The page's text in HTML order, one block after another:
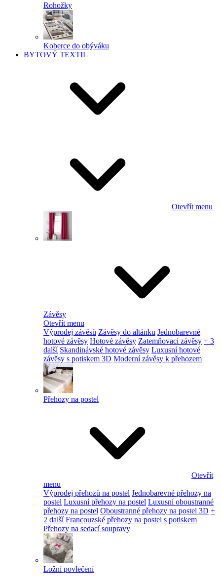
Rohožky
Koberce do obýváku
BYTOVÝ TEXTIL
Otevřít menu
Závěsy
Otevřít menu
Výprodej závěsů Závěsy do altánku Jednobarevné
hotové závěsy Hotové závěsy Zatemňovací závěsy + 3
další Skandinávské hotové závěsy Luxusní hotové
závěsy s potiskem 3D Moderní závěsy k přehozem
Přehozy na postel
Otevřít
menu
Výprodej přehozů na postel Jednobarevné přehozy na
postel Luxusní přehozy na postel Luxusní oboustranné
přehozy na postel Oboustranné přehozy na postel 3D +
2 další Francouzské přehozy na postel s potiskem
Přehozy na sedací soupravy
Ložní povlečení